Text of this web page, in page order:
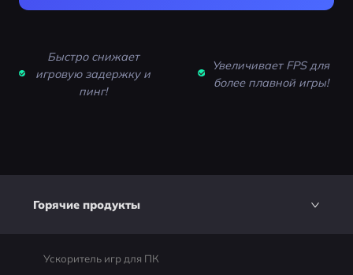
Быстро снижает
игровую задержку и
пинг!
Увеличивает FPS для
более плавной игры!
Горячие продукты
Ускоритель игр для ПК